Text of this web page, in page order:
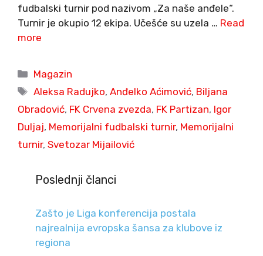
fudbalski turnir pod nazivom „Za naše anđele“.
Turnir je okupio 12 ekipa. Učešće su uzela … Read
more
Categories
Magazin
Tags
Aleksa Radujko,Anđelko Aćimović, Biljana
Obradović, FK Crvena zvezda, FK Partizan, Igor
Duljaj, Memorijalni fudbalski turnir, Memorijalni
turnir, Svetozar Mijailović
Poslednji članci
Zašto je Liga konferencija postala
najrealnija evropska šansa za klubove iz
regiona